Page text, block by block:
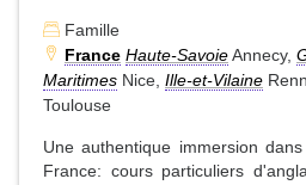
Famille
France Haute-SavoieAnnecy,
Maritimes Nice, Ille-et-Vilaine
Toulouse
Une authentique immersion
France: cours particuliers